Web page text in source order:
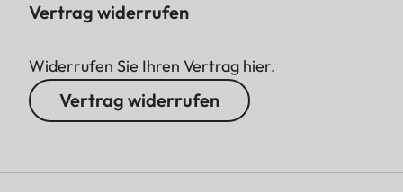
Vertrag widerrufen
Widerrufen Sie Ihren Vertrag hier.
Vertrag widerrufen